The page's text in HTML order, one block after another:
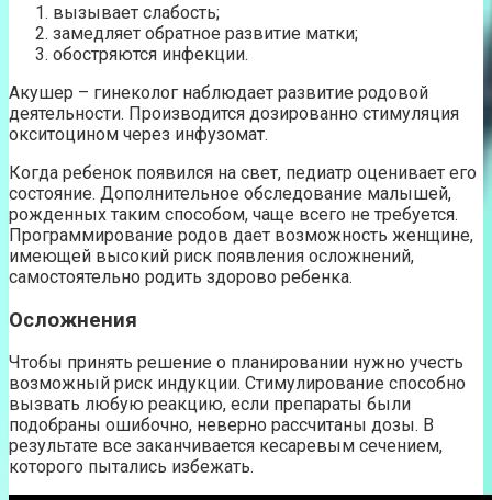
вызывает слабость;
замедляет обратное развитие матки;
обостряются инфекции.
Акушер – гинеколог наблюдает развитие родовой
деятельности. Производится дозированно стимуляция
окситоцином через инфузомат.
Когда ребенок появился на свет, педиатр оценивает его
состояние. Дополнительное обследование малышей,
рожденных таким способом, чаще всего не требуется.
Программирование родов дает возможность женщине,
имеющей высокий риск появления осложнений,
самостоятельно родить здорово ребенка.
Осложнения
Чтобы принять решение о планировании нужно учесть
возможный риск индукции. Стимулирование способно
вызвать любую реакцию, если препараты были
подобраны ошибочно, неверно рассчитаны дозы. В
результате все заканчивается кесаревым сечением,
которого пытались избежать.